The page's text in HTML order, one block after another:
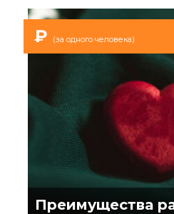
₽ (за одного человека)
Преимущества